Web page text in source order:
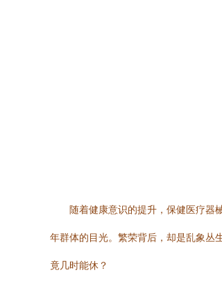
随着健康意识的提升，保健医疗器
年群体的目光。繁荣背后，却是乱象丛
竟几时能休？